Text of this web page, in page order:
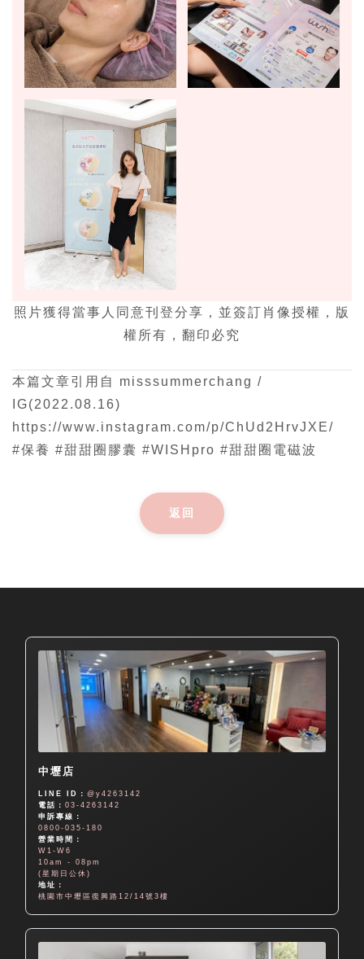
照片獲得當事人同意刊登分享，並簽訂肖像授權，版
權所有，翻印必究
本篇文章引用自 misssummerchang /
IG(2022.08.16)
https://www.instagram.com/p/ChUd2HrvJXE/
#保養 #甜甜圈膠囊 #WISHpro #甜甜圈電磁波
返回
中壢店
LINE ID：@y4263142
電話：03-4263142
申訴專線：
0800-035-180
營業時間：
W1-W6
10am - 08pm
(星期日公休)
地址：
桃園市中壢區復興路12/14號3樓